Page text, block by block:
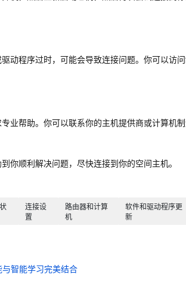
动程序过时，可能会导致连接问题。你可以访
业帮助。你可以联系你的主机提供商或计算机
你顺利解决问题，尽快连接到你的空间主机。
连接设
置
路由器和计算
机
软件和驱动程序更
新
智能学习完美结合